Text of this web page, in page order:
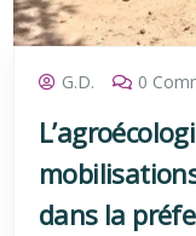
G.D. 0
dans la